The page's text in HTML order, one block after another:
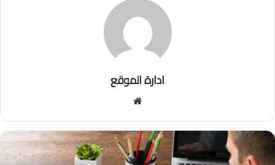
ادارة الموقع
الوي
ب